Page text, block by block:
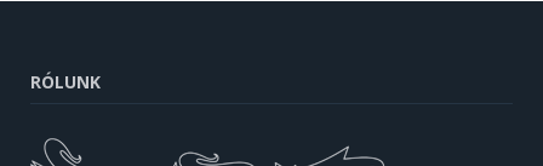
RÓLUNK